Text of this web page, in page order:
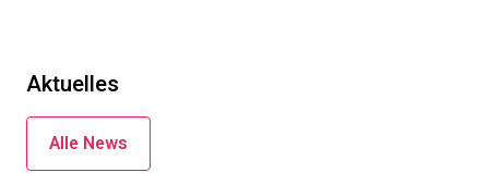
Aktuelles
Alle News